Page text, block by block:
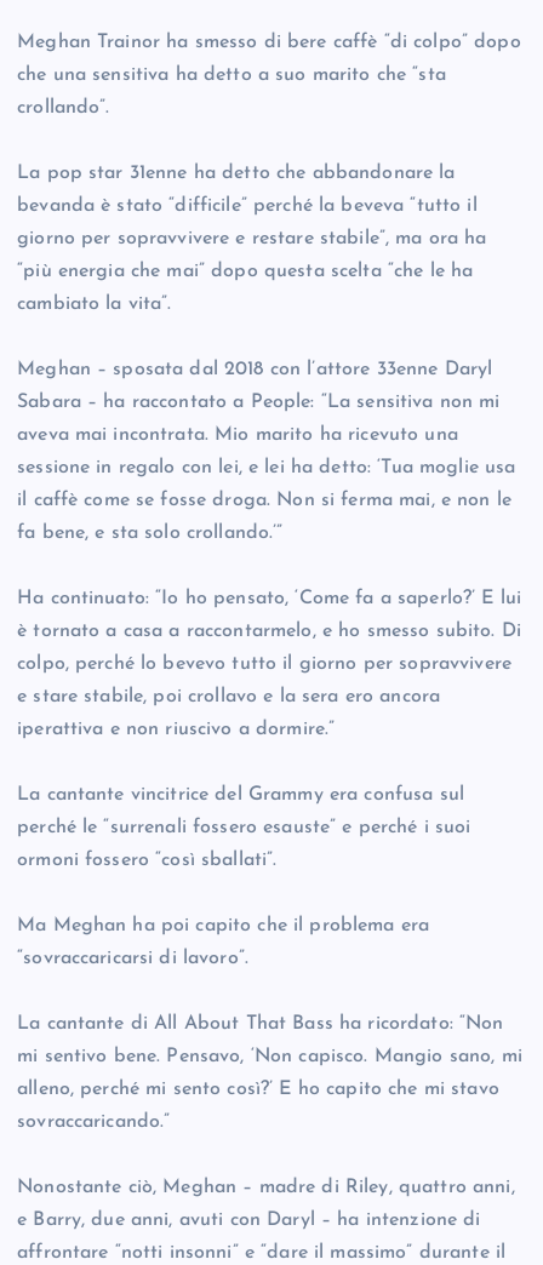
Meghan Trainor ha smesso di bere caffè “di colpo” dopo
che una sensitiva ha detto a suo marito che “sta
crollando”.
La pop star 31enne ha detto che abbandonare la
bevanda è stato “difficile” perché la beveva “tutto il
giorno per sopravvivere e restare stabile”, ma ora ha
“più energia che mai” dopo questa scelta “che le ha
cambiato la vita”.
Meghan – sposata dal 2018 con l’attore 33enne Daryl
Sabara – ha raccontato a People: “La sensitiva non mi
aveva mai incontrata. Mio marito ha ricevuto una
sessione in regalo con lei, e lei ha detto: ‘Tua moglie usa
il caffè come se fosse droga. Non si ferma mai, e non le
fa bene, e sta solo crollando.’”
Ha continuato: “Io ho pensato, ‘Come fa a saperlo?’ E lui
è tornato a casa a raccontarmelo, e ho smesso subito. Di
colpo, perché lo bevevo tutto il giorno per sopravvivere
e stare stabile, poi crollavo e la sera ero ancora
iperattiva e non riuscivo a dormire.”
La cantante vincitrice del Grammy era confusa sul
perché le “surrenali fossero esauste” e perché i suoi
ormoni fossero “così sballati”.
Ma Meghan ha poi capito che il problema era
“sovraccaricarsi di lavoro”.
La cantante di All About That Bass ha ricordato: “Non
mi sentivo bene. Pensavo, ‘Non capisco. Mangio sano, mi
alleno, perché mi sento così?’ E ho capito che mi stavo
sovraccaricando.”
Nonostante ciò, Meghan – madre di Riley, quattro anni,
e Barry, due anni, avuti con Daryl – ha intenzione di
affrontare “notti insonni” e “dare il massimo” durante il